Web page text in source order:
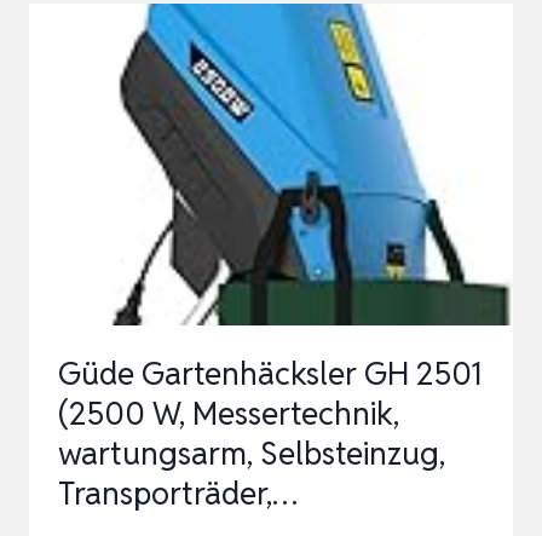
GARTENHÄCKSLER
WALZENHÄCKSLER
ILH
3000
A,
LEISE
WARTUNGSARM,
STARK…
Güde Gartenhäcksler GH 2501
(2500 W, Messertechnik,
wartungsarm, Selbsteinzug,
Transporträder,…